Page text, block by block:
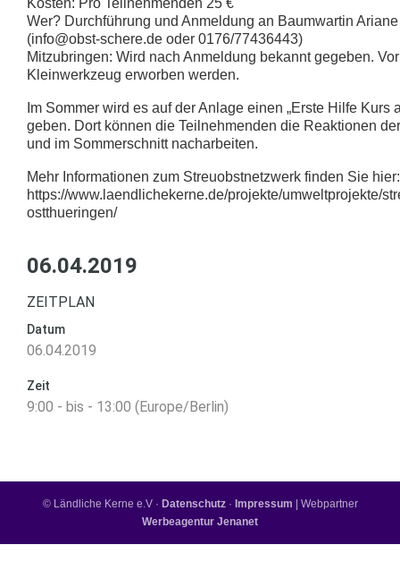
Kosten: Pro Teilnehmenden 25 €
Wer? Durchführung und Anmeldung an Baumwartin
(info@obst-schere.de oder 0176/77436443)
Mitzubringen: Wird nach Anmeldung bekannt gegeben.
Kleinwerkzeug erworben werden.
Im Sommer wird es auf der Anlage einen „Erste Hilfe Kurs
geben. Dort können die Teilnehmenden die Reaktionen
und im Sommerschnitt nacharbeiten.
Mehr Informationen zum Streuobstnetzwerk finden Sie hier:
https://www.laendlichekerne.de/projekte/umweltprojekte/
ostthueringen/
06.04.2019
ZEITPLAN
Datum
06.04.2019
Zeit
9:00 - bis - 13:00 (Europe/Berlin)
© Ländliche Kerne e.V · Datenschutz· Impressum | Webpartner
Werbeagentur Jenanet